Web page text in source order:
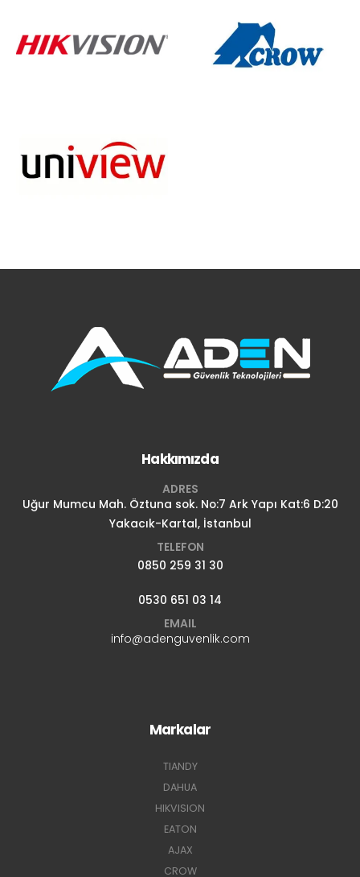
Hakkımızda
ADRES
Uğur Mumcu Mah. Öztuna sok. No:7 Ark Yapı Kat:6 D:20
Yakacık-Kartal, İstanbul
TELEFON
0850 259 31 30
0530 651 03 14
EMAIL
info@adenguvenlik.com
Markalar
TIANDY
DAHUA
HIKVISION
EATON
AJAX
CROW